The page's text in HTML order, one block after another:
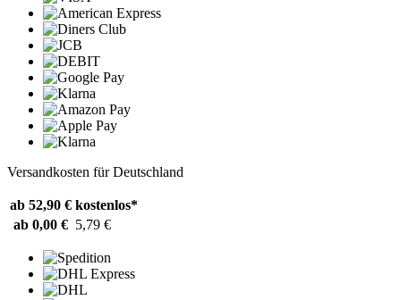
Versandkosten für Deutschland
ab 52,90 € kostenlos*
ab 0,00 € 5,79 €